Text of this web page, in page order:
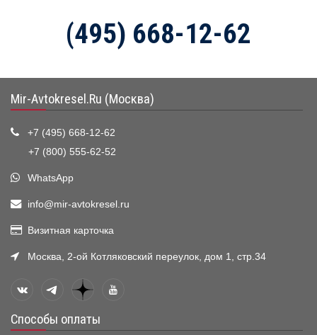
(495) 668-12-62
Mir-Avtokresel.Ru (Москва)
+7 (495) 668-12-62
+7 (800) 555-62-52
WhatsApp
info@mir-avtokresel.ru
Визитная карточка
Москва, 2-ой Котляковский переулок, дом 1, стр.34
Способы оплаты